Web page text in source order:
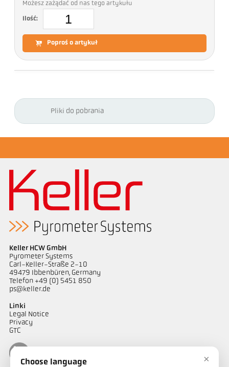
Możesz zażądać od nas tego artykułu
Ilość:
Poproś o artykuł
Pliki do pobrania
Keller HCW GmbH
Pyrometer Systems
Carl-Keller-Straße 2-10
49479 Ibbenbüren, Germany
Telefon +49 (0) 5451 850
ps@keller.de
Linki
Legal Notice
Privacy
GTC
×
Choose language